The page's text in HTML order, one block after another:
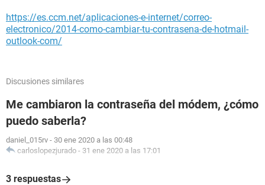
https://es.ccm.net/aplicaciones-e-internet/correo-
electronico/2014-como-cambiar-tu-contrasena-de-hotmail-
outlook-com/
Discusiones similares
Me cambiaron la contraseña del módem, ¿cómo
puedo saberla?
daniel_015rv - 30 ene 2020 a las 00:48
carloslopezjurado - 31 ene 2020 a las 17:01
3 respuestas